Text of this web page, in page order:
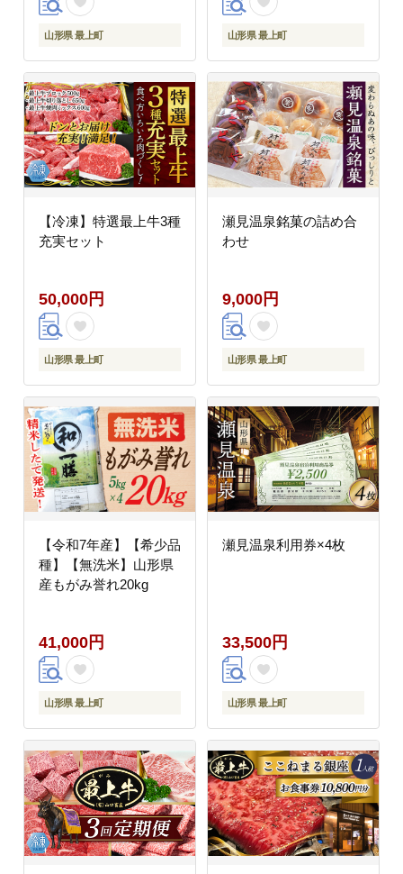
山形県 最上町 山形県 最上町
【冷凍】特選最上牛3種
充実セット
50,000円
山形県 最上町
瀬見温泉銘菓の詰め合
わせ
9,000円
山形県 最上町
【令和7年産】【希少品
種】【無洗米】山形県
産もがみ誉れ20kg
41,000円
山形県 最上町
瀬見温泉利用券×4枚
33,500円
山形県 最上町